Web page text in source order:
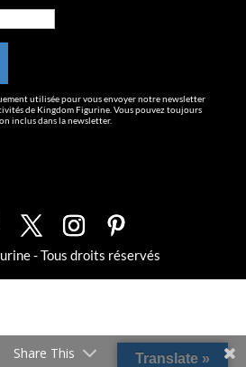
utilisée pour vous envoyer notre newsletter
de Kingdom Figurine. Vous pouvez toujours
inclus dans la newsletter.
- Tous droits réservés
Translate »
Share This